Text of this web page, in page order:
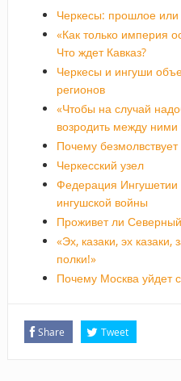
Черкесы: прошлое
«Как только империя
Что ждет Кавказ?
Черкесы и ингуши
регионов
«Чтобы на случай
возродить между ними
Почему
Черкесский узел
Федерация Ингушетии
ингушской войны
Проживет ли
«Эх, казаки, эх
полки!»
Почему Москва уйдет
Share Tweet